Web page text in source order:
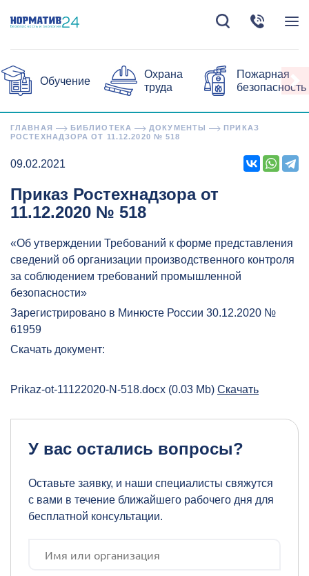
Обучение
Охрана
труда
Пожарная
безопасность
ГЛАВНАЯ БИБЛИОТЕКА ДОКУМЕНТЫ
ПРИКАЗ
РОСТЕХНАДЗОРА ОТ 11.12.2020 № 518
09.02.2021
Приказ Ростехнадзора от
11.12.2020 № 518
«Об утверждении Требований к форме представления
сведений об организации производственного контроля
за соблюдением требований промышленной
безопасности»
Зарегистрировано в Минюсте России 30.12.2020 №
61959
Скачать документ:
Prikaz-ot-11122020-N-518.docx (0.03 Mb) Скачать
У вас остались вопросы?
Оставьте заявку, и наши специалисты свяжутся
с вами в течение ближайшего рабочего дня для
бесплатной консультации.